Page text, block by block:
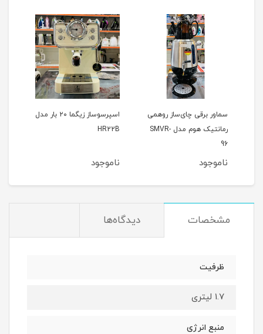
سماور برقی چای‌ساز روهمی
رمانتیک هوم مدل SMVR-
96
ناموجود
اسپرسوساز زیگما ۲۰ بار مدل
HR22B
ناموجود
مشخصات دیدگاه‌ها
ظرفیت
1.7 لیتری
منبع انرژی